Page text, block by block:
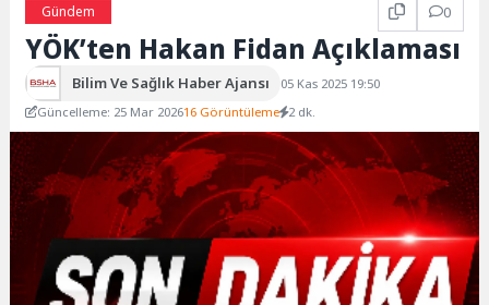
Gündem 0
YÖK’ten Hakan Fidan Açıklaması
Bilim Ve Sağlık Haber Ajansı
05 Kas 2025 19:50
Güncelleme: 25 Mar 202616 Görüntüleme 2 dk.